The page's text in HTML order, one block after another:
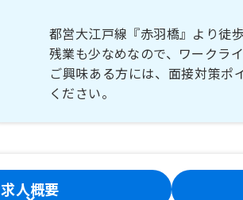
都営大江戸線『赤羽橋』より徒
残業も少なめなので、ワークラ
ご興味ある方には、面接対策ポ
ください。
求人概要